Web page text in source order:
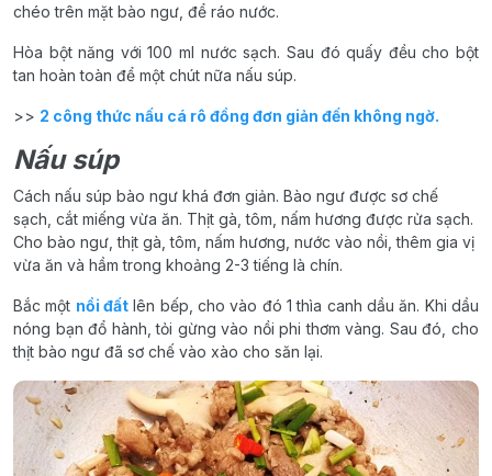
chéo trên mặt bào ngư, để ráo nước.
Hòa bột năng với 100 ml nước sạch. Sau đó quấy đều cho bột
tan hoàn toàn để một chút nữa nấu súp.
>> 2 công thức nấu cá rô đồng đơn giản đến không ngờ.
Nấu súp
Cách nấu súp bào ngư khá đơn giản. Bào ngư được sơ chế
sạch, cắt miếng vừa ăn. Thịt gà, tôm, nấm hương được rửa sạch.
Cho bào ngư, thịt gà, tôm, nấm hương, nước vào nồi, thêm gia vị
vừa ăn và hầm trong khoảng 2-3 tiếng là chín.
Bắc một nồi đất lên bếp, cho vào đó 1 thìa canh dầu ăn. Khi dầu
nóng bạn đổ hành, tỏi gừng vào nồi phi thơm vàng. Sau đó, cho
thịt bào ngư đã sơ chế vào xào cho săn lại.